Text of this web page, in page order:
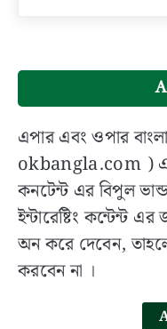
|
Bengal
Board
of
Secondary
Education
(WBBSE):
History,
Role
and
এপার এবং ওপার
okbangla.com )
কনটেন্ট এর বিপুল
ইন্টারেষ্টিং কন্টেন্ট
অন করে দেবেন,
করবেন না ।